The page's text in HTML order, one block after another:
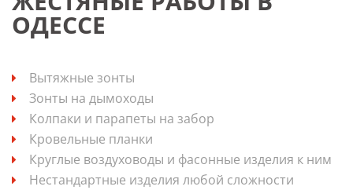
ОДЕССЕ
Вытяжные зонты
Зонты на дымоходы
Колпаки и парапеты на забор
Кровельные планки
Круглые воздуховоды и фасонные изделия к ним
Нестандартные изделия любой сложности